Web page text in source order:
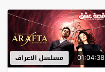
01:04:38 مسلسل الاعراف